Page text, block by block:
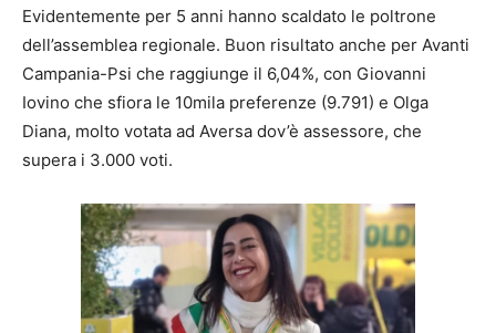
Evidentemente per 5 anni hanno scaldato le poltrone
dell’assemblea regionale. Buon risultato anche per Avanti
Campania-Psi che raggiunge il 6,04%, con Giovanni
Iovino che sfiora le 10mila preferenze (9.791) e Olga
Diana, molto votata ad Aversa dov’è assessore, che
supera i 3.000 voti.